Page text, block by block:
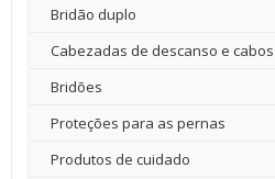
Bridão duplo
Cabezadas de descanso e cabos
Bridões
Proteções para as pernas
Produtos de cuidado